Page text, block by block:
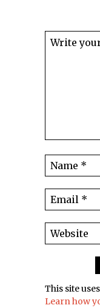
This site
Learn how